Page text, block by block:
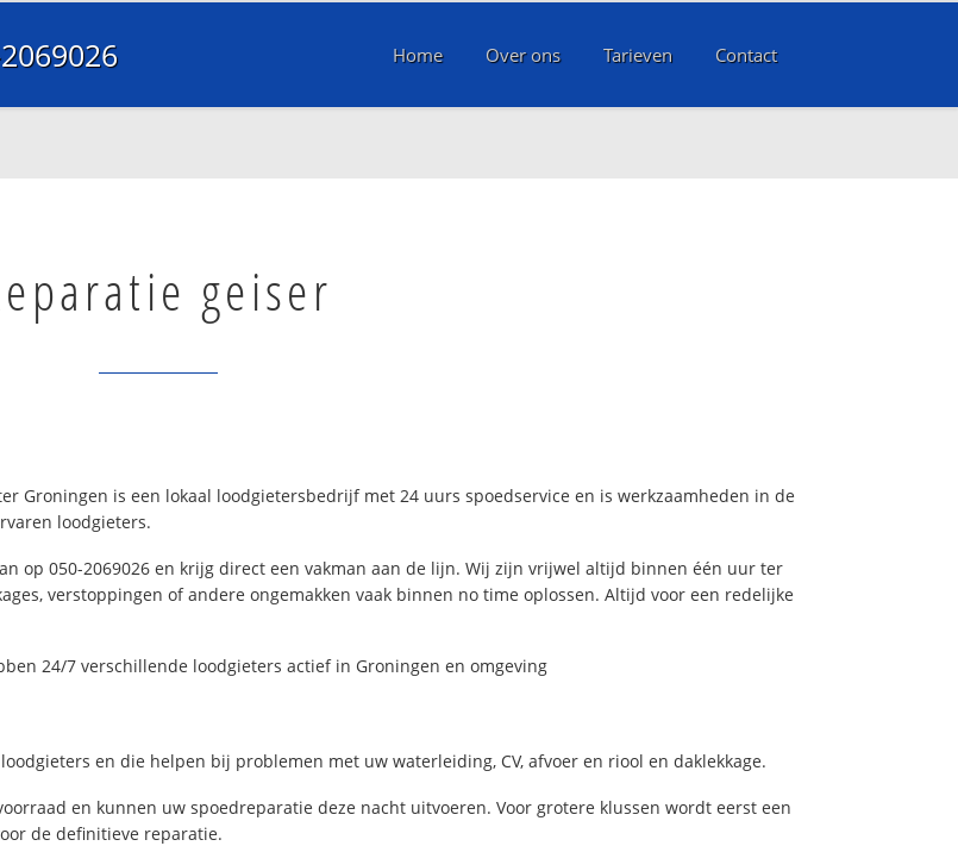
Home Over ons Tarieven Contact
geiser
Groningen is een lokaal loodgietersbedrijf met 24 uurs spoedservice en is werkzaamheden in de
loodgieters.
op 050-2069026 en krijg direct een vakman aan de lijn. Wij zijn vrijwel altijd binnen één uur ter
verstoppingen of andere ongemakken vaak binnen no time oplossen. Altijd voor een redelijke
24/7 verschillende loodgieters actief in Groningen en omgeving
en die helpen bij problemen met uw waterleiding, CV, afvoer en riool en daklekkage.
en kunnen uw spoedreparatie deze nacht uitvoeren. Voor grotere klussen wordt eerst een
de definitieve reparatie.